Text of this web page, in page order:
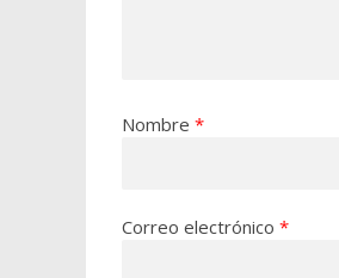
Nombre *
Correo electrónico *